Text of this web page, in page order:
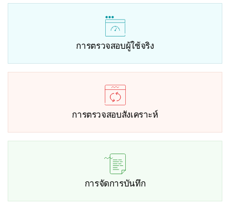
การตรวจสอบผู้ใช้จริง
การตรวจสอบสังเคราะห์
การจัดการบันทึก